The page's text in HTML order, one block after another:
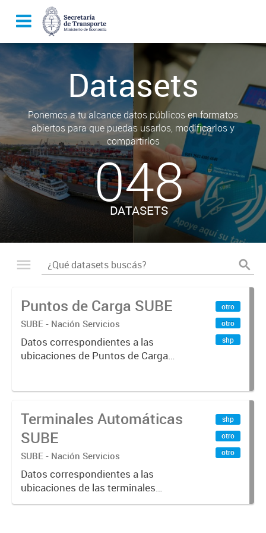
Datasets
Ponemos a tu alcance datos públicos en formatos
abiertos para que puedas usarlos, modificarlos y
compartirlos
048
DATASETS
Puntos de Carga SUBE
SUBE - Nación Servicios
Datos correspondientes a las
ubicaciones de Puntos de Carga
otro
otro
shp
Terminales Automáticas
SUBE
SUBE - Nación Servicios
Datos correspondientes a las
ubicaciones de las terminales
automáticas de auto servicio (TAS)
shp
otro
otro